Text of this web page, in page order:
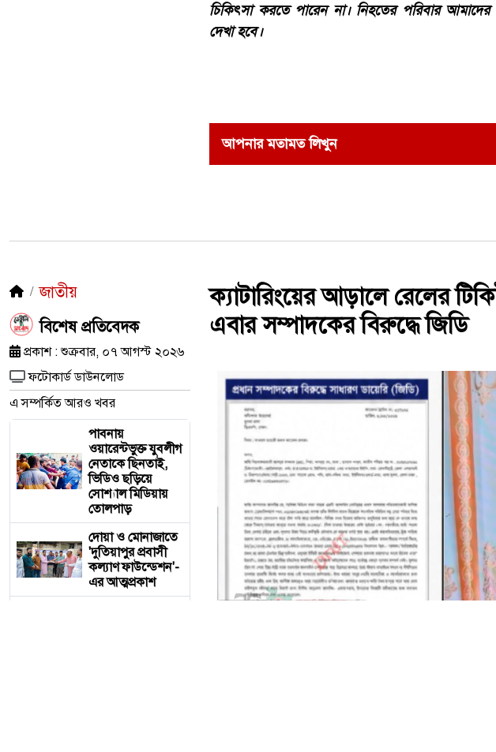
চিকিৎসা করতে পারেন না। নিহতের পরিবার
দেখা হবে।
আপনার মতামত লিখুন
জাতীয়
​বিশেষ প্রতিবেদক
প্রকাশ : শুক্রবার, ০৭ আগস্ট ২০২৬
ফটোকার্ড ডাউনলোড
এ সম্পর্কিত আরও খবর
পাবনায়
ওয়ারেন্টভুক্ত যুবলীগ
নেতাকে ছিনতাই,
ভিডিও ছড়িয়ে
সোশ্যাল মিডিয়ায়
তোলপাড়
দোয়া ও মোনাজাতে
'দুতিয়াপুর প্রবাসী
কল্যাণ ফাউন্ডেশন'-
এর আত্মপ্রকাশ
ক্যাটারিংয়ের আড়ালে রেলের
এবার সম্পাদকের বিরুদ্ধে জিডি